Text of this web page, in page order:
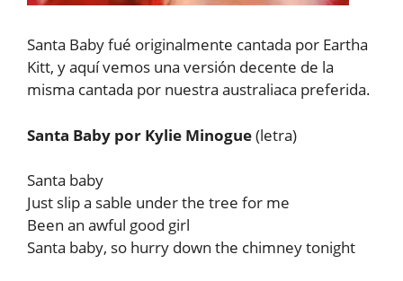
Santa Baby fué originalmente cantada por Eartha
Kitt, y aquí vemos una versión decente de la
misma cantada por nuestra australiaca preferida.
Santa Baby por Kylie Minogue(letra)
Santa baby
Just slip a sable under the tree for me
Been an awful good girl
Santa baby, so hurry down the chimney tonight